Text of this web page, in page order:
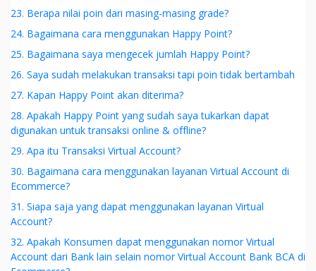
23. Berapa nilai poin dari masing-masing grade?
24. Bagaimana cara menggunakan Happy Point?
25. Bagaimana saya mengecek jumlah Happy Point?
26. Saya sudah melakukan transaksi tapi poin tidak bertambah
27. Kapan Happy Point akan diterima?
28. Apakah Happy Point yang sudah saya tukarkan dapat
digunakan untuk transaksi online & offline?
29. Apa itu Transaksi Virtual Account?
30. Bagaimana cara menggunakan layanan Virtual Account di
Ecommerce?
31. Siapa saja yang dapat menggunakan layanan Virtual
Account?
32. Apakah Konsumen dapat menggunakan nomor Virtual
Account dari Bank lain selain nomor Virtual Account Bank BCA di